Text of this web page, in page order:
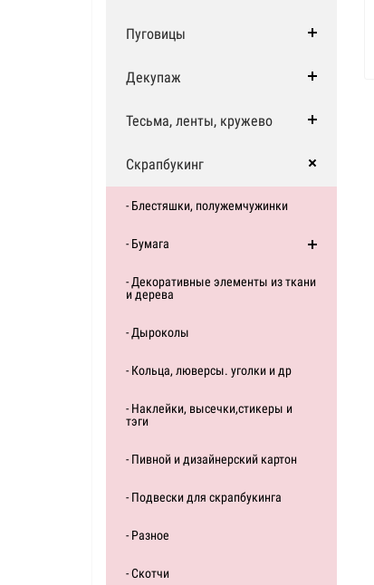
Пуговицы
Декупаж
Тесьма, ленты, кружево
Скрапбукинг
- Блестяшки, полужемчужинки
- Бумага
- Декоративные элементы из ткани
и дерева
- Дыроколы
- Кольца, люверсы. уголки и др
- Наклейки, высечки,стикеры и
тэги
- Пивной и дизайнерский картон
- Подвески для скрапбукинга
- Разное
- Скотчи